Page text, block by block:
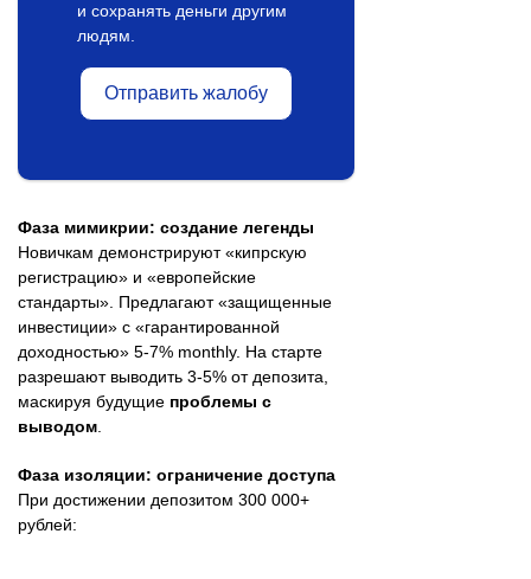
и сохранять деньги другим
людям.
Отправить жалобу
Фаза мимикрии: создание легенды
Новичкам демонстрируют «кипрскую
регистрацию» и «европейские
стандарты». Предлагают «защищенные
инвестиции» с «гарантированной
доходностью» 5-7% monthly. На старте
разрешают выводить 3-5% от депозита,
маскируя будущие проблемы с
выводом
Фаза изоляции: ограничение доступа
При достижении депозитом 300 000+
рублей: